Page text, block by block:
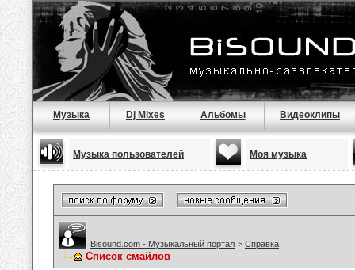
Музыка Dj Mixes Альбомы Видеоклипы
Музыка пользователей Моя музыка
Bisound.com - Музыкальный портал > Справка
Список смайлов